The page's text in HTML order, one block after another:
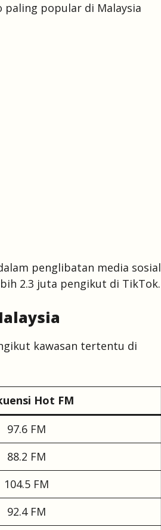
paling popular di Malaysia
penglibatan media sosial
2.3 juta pengikut di TikTok.
kawasan tertentu di
Hot FM
97.6 FM
88.2 FM
104.5 FM
92.4 FM